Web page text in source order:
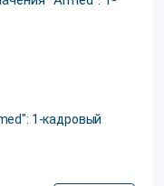
1-кадровый